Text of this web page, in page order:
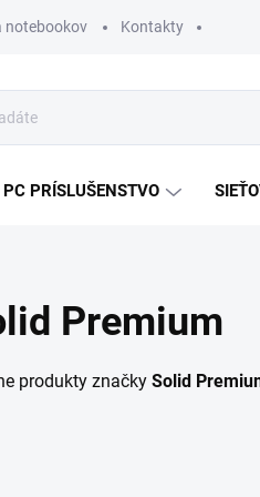
notebookov Kontakty
PC PRÍSLUŠENSTVO
Premium
produkty značky Solid